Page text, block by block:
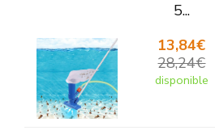
5...
13,84€
28,24€
disponible